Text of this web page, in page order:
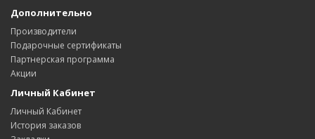
Дополнительно
Производители
Подарочные сертификаты
Партнерская программа
Акции
Личный Кабинет
Личный Кабинет
История заказов